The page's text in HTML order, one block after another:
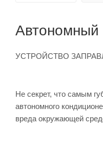
Автономный
УСТРОЙСТВО
Не секрет, что самым
автономного
вреда окружающей